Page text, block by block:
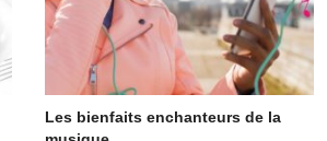
Les bienfaits enchanteurs de la